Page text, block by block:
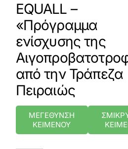
EQUALL –
«Πρόγραμμα
ενίσχυσης της
από την Τράπεζα
Πειραιώς
ΜΕΓΕΘΥΝΣΗ
ΚΕΙΜΕΝΟΥ